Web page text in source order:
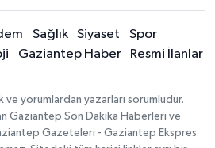
Sağlık Siyaset
Spor
Gaziantep Haber Resmi İlanlar
ve yorumlardan yazarları sorumludur.
Gaziantep Son Dakika Haberleri ve
Gazeteleri - Gaziantep Ekspres